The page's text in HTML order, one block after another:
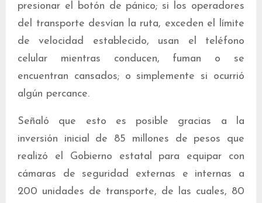
presionar el botón de pánico; si los operadores
del transporte desvían la ruta, exceden el límite
de velocidad establecido, usan el teléfono
celular mientras conducen, fuman o se
encuentran cansados; o simplemente si ocurrió
algún percance.
Señaló que esto es posible gracias a la
inversión inicial de 85 millones de pesos que
realizó el Gobierno estatal para equipar con
cámaras de seguridad externas e internas a
200 unidades de transporte, de las cuales, 80